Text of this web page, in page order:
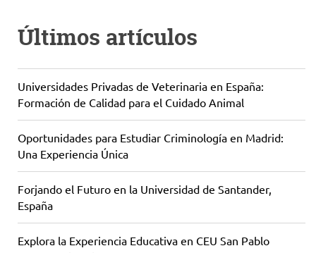
Últimos artículos
Universidades Privadas de Veterinaria en España:
Formación de Calidad para el Cuidado Animal
Oportunidades para Estudiar Criminología en Madrid:
Una Experiencia Única
Forjando el Futuro en la Universidad de Santander,
España
Explora la Experiencia Educativa en CEU San Pablo